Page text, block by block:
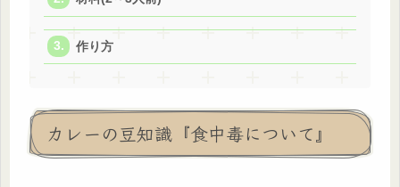
作り方
カレーの豆知識『食中毒について』